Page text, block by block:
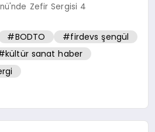
Zefir Sergisi 4
#BODTO
#firdevs şengül
sanat haber